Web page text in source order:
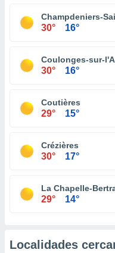
Champdeniers-
30° 16°
Coulonges-sur-
30° 16°
Coutières
29° 15°
Crézières
30° 17°
La Chapelle-
29° 14°
Localidades